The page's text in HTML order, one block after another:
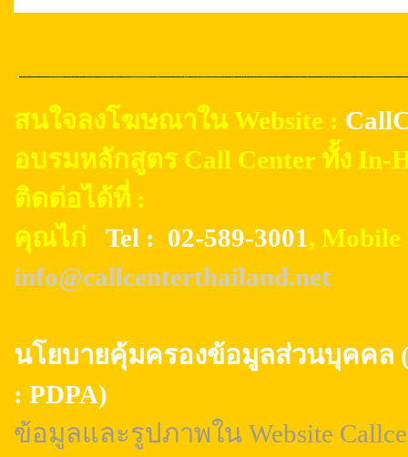
สนใจลงโฆษณาใน Website :
อบรมหลักสูตร Call Center ทั้ง In-
ติดต่อได้ที่ :
คุณไก่ Tel : 02-589-3001,
info@callcenterthailand.net
นโยบายคุ้มครองข้อมูลส่วนบุคคล
: PDPA)
ข้อมูลและรูปภาพใน Website